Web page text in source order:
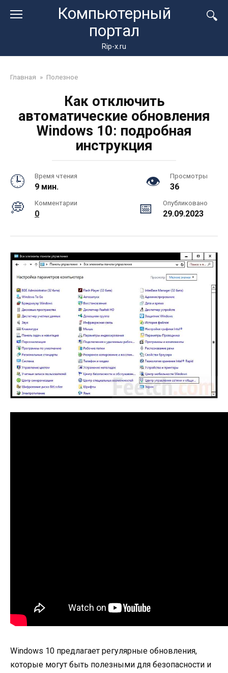
Компьютерный
портал
Rip-x.ru
Главная » Полезное
Как отключить
автоматические обновления
Windows 10: подробная
инструкция
Время чтения
9 мин.
Просмотры
36
Комментарии
0
Опубликовано
29.09.2023
Windows 10 предлагает регулярные обновления,
которые могут быть полезными для безопасности и